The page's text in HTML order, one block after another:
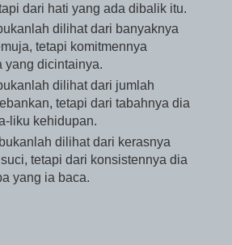
dari hati yang ada dibalik itu.
dilihat dari banyaknya
tetapi komitmennya
yang dicintainya.
dilihat dari jumlah
tetapi dari tabahnya dia
liku kehidupan.
dilihat dari kerasnya
tetapi dari konsistennya dia
yang ia baca.